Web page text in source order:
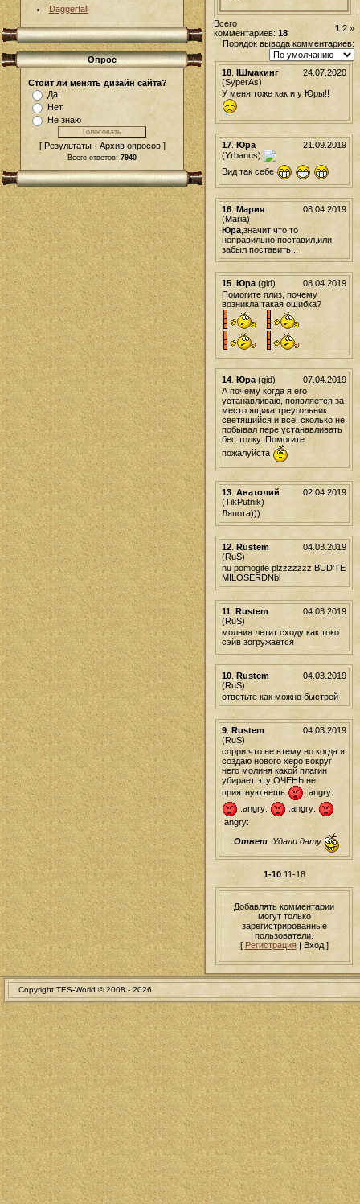
Daggerfall
Опрос
Стоит ли менять дизайн сайта?
Да.
Нет.
Не знаю
[ Результаты · Архив опросов ]
Всего ответов: 7940
Всего
комментариев: 18 1 2 »
Порядок вывода комментариев:
24.07.2020
18 IШмакинг
(SyperAs)
У меня тоже как и у Юры!!
21.09.2019
17 Юра
(Yrbanus)
Вид так себе
08.04.2019
16 Мария
(Maria)
Юра ,значит что то
неправильно поставил,или
забыл поставить...
08.04.2019
15 Юра (gid)
Помогите плиз, почему
возникла такая ошибка?
07.04.2019
14 Юра (gid)
А почему когда я его
устанавливаю, появляется за
место ящика треугольник
светящийся и все! сколько не
побывал пере устанавливать
бес толку. Помогите
пожалуйста
02.04.2019
13 Анатолий
(TikPutnik)
Ляпота)))
04.03.2019
12 Rustem
(RuS)
nu pomogite plzzzzzzz BUD'TE
MILOSERDNbl
04.03.2019
11 Rustem
(RuS)
молния летит сходу как токо
сэйв зогружается
04.03.2019
10 Rustem
(RuS)
ответьте как можно быстрей
04.03.2019
9 Rustem
(RuS)
сорри что не втему но когда я
создаю нового херо вокруг
него молиня какой плагин
убирает эту ОЧЕНЬ не
приятную вешь
:angry:
:angry:
:angry:
:angry:
Ответ: Удали дату
1-10 11-18
Добавлять комментарии
могут только
зарегистрированные
пользователи.
[ Регистрация| Вход ]
Copyright TES-World © 2008 - 2026